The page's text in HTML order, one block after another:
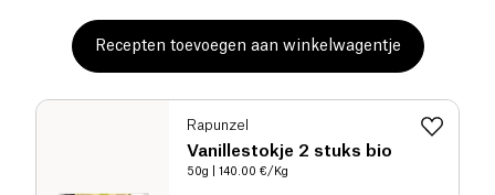
Recepten toevoegen aan winkelwagentje
Rapunzel
Vanillestokje 2 stuks bio
50g | 140.00 €/Kg